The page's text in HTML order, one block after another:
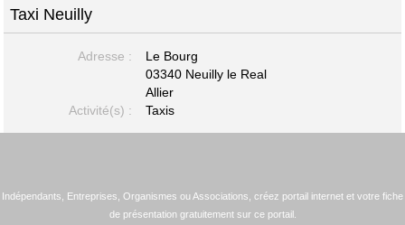
Taxi Neuilly
Adresse :
Le Bourg
03340 Neuilly le Real
Allier
Activité(s) :
Taxis
Indépendants, Entreprises, Organismes ou Associations, créez portail internet et votre fiche
de présentation gratuitement sur ce portail.